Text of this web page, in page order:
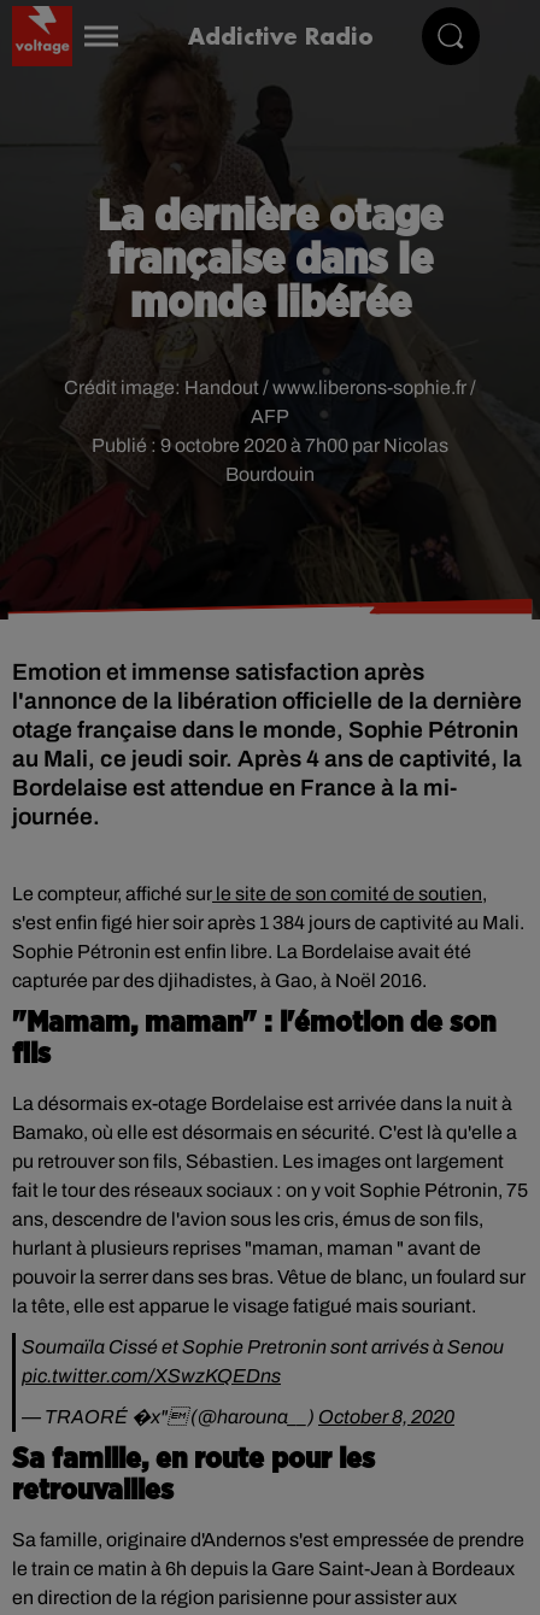
Addictive Radio
La dernière otage
française dans le
monde libérée
Publié : 9 octobre 2020 à 7h00 par Nicolas
Bourdouin
Crédit image: Handout / www.liberons-sophie.fr /
AFP
Emotion et immense satisfaction après
l'annonce de la libération officielle de la dernière
otage française dans le monde, Sophie Pétronin
au Mali, ce jeudi soir. Après 4 ans de captivité, la
Bordelaise est attendue en France à la mi-
journée.
Le compteur, affiché sur le site de son comité de soutien,
s'est enfin figé hier soir après 1 384 jours de captivité au Mali.
Sophie Pétronin est enfin libre. La Bordelaise avait été
capturée par des djihadistes, à Gao, à Noël 2016.
"Mamam, maman" : l'émotion de son
fils
La désormais ex-otage Bordelaise est arrivée dans la nuit à
Bamako, où elle est désormais en sécurité. C'est là qu'elle a
pu retrouver son fils, Sébastien. Les images ont largement
fait le tour des réseaux sociaux : on y voit Sophie Pétronin, 75
ans, descendre de l'avion sous les cris, émus de son fils,
hurlant à plusieurs reprises "maman, maman " avant de
pouvoir la serrer dans ses bras. Vêtue de blanc, un foulard sur
la tête, elle est apparue le visage fatigué mais souriant.
Soumaïla Cissé et Sophie Pretronin sont arrivés à Senou
pic.twitter.com/XSwzKQEDns
— TRAORÉ �x" (@harouna__) October 8, 2020
Sa famille, en route pour les
retrouvailles
Sa famille, originaire d'Andernos s'est empressée de prendre
le train ce matin à 6h depuis la Gare Saint-Jean à Bordeaux
en direction de la région parisienne pour assister aux